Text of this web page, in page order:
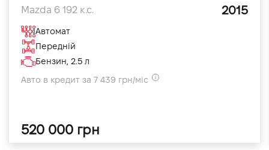
Mazda 6 192 к.с. 2015
Автомат
Передній
Бензин, 2.5 л
Авто в кредит за 7 439 грн/міс
520 000 грн